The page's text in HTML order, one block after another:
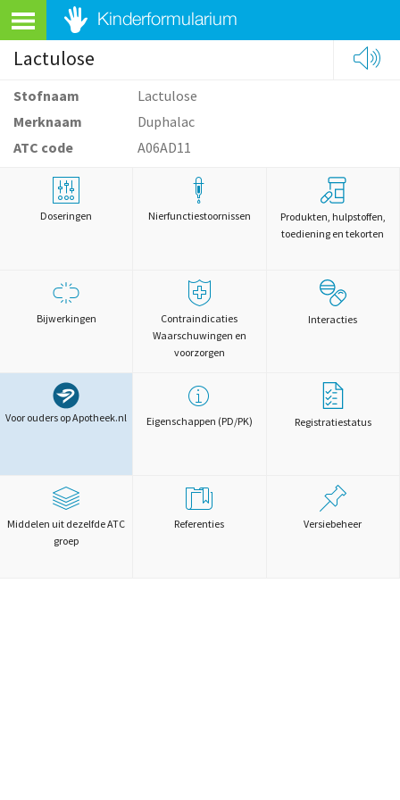
Lactulose
Stofnaam
Lactulose
Merknaam
Duphalac
ATC code
A06AD11
Doseringen Nierfunctiestoornissen
Produkten, hulpstoffen,
toediening en tekorten
Bijwerkingen
Contraindicaties
Waarschuwingen en
voorzorgen
Interacties
Voor ouders op Apotheek.nl Eigenschappen (PD/PK) Registratiestatus
Middelen uit dezelfde ATC
groep
Referenties Versiebeheer